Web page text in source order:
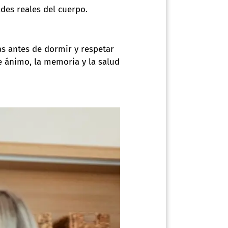
reales del cuerpo.
antes de dormir y respetar
la memoria y la salud